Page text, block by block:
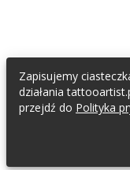
Zapisujemy
działania
przejdź do Polityka